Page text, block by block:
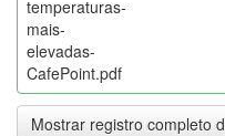
temperaturas-
mais-
elevadas-
CafePoint.pdf
Mostrar registro completo